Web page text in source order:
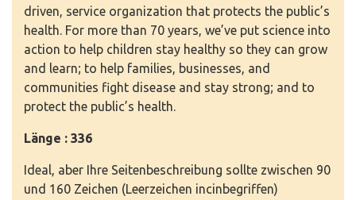
driven, service organization that protects the public’s
health. For more than 70 years, we’ve put science into
action to help children stay healthy so they can grow
and learn; to help families, businesses, and
communities fight disease and stay strong; and to
protect the public’s health.
Länge : 336
Ideal, aber Ihre Seitenbeschreibung sollte zwischen 90
und 160 Zeichen (Leerzeichen incinbegriffen)